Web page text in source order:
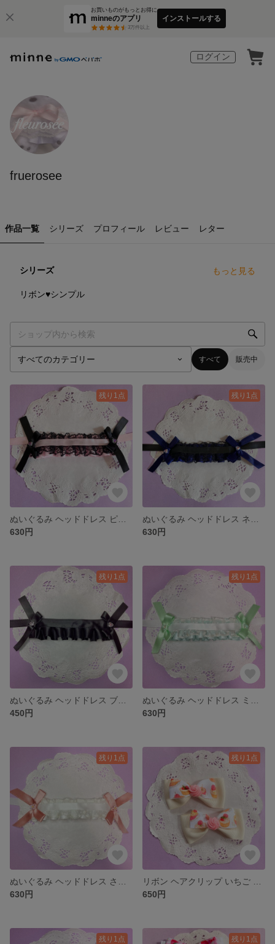
お買いものがもっとお得に
minneのアプリ
3万件以上
インストールする
ログイン
fruerosee
作品一覧 シリーズ プロフィール レビュー レター
シリーズ もっと見る
リボン♥シンプル
すべて 販売中
残り1点
630円
残り1点
630円
残り1点
450円
残り1点
630円
残り1点
630円
残り1点
650円
残り1点 残り1点